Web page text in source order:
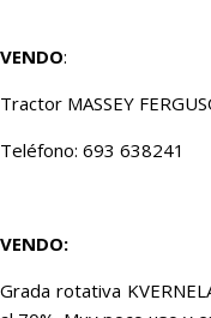
VENDO:
Tractor MASSEY
Teléfono: 693 638241
VENDO:
Grada rotativa